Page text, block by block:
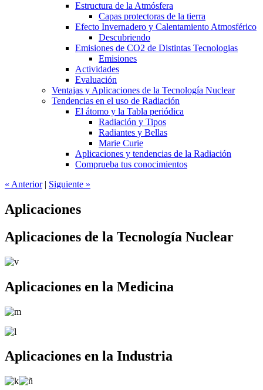
Estructura de la Atmósfera
Capas protectoras de la tierra
Efecto Invernadero y Calentamiento Atmosférico
Descubriendo
Emisiones de CO2 de Distintas Tecnologias
Emisiones
Actividades
Evaluación
Ventajas y Aplicaciones de la Tecnología Nuclear
Tendencias en el uso de Radiación
El átomo y la Tabla periódica
Radiación y Tipos
Radiantes y Bellas
Marie Curie
Aplicaciones y tendencias de la Radiación
Comprueba tus conocimientos
« Anterior | Siguiente »
Aplicaciones
Aplicaciones de la Tecnología Nuclear
Aplicaciones en la Medicina
Aplicaciones en la Industria